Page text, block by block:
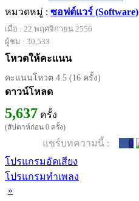
หมวดหมู่ : ซอฟต์แวร์ (Software)
เมื่อ : 22 พฤศจิกายน 2556
ผู้ชม : 30,533
โหวตให้คะแนน
คะแนนโหวต 4.5 (16 ครั้ง)
ดาวน์โหลด
5,637 ครั้ง
(สัปดาห์ก่อน 0 ครั้ง)
แชร์บทความนี้ :
0
โปรแกรมอัดเสียง
โปรแกรมทำเพลง
»